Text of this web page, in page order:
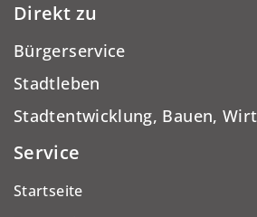
Direkt zu
Bürgerservice
Stadtleben
Stadtentwicklung, Bauen,
Service
Startseite